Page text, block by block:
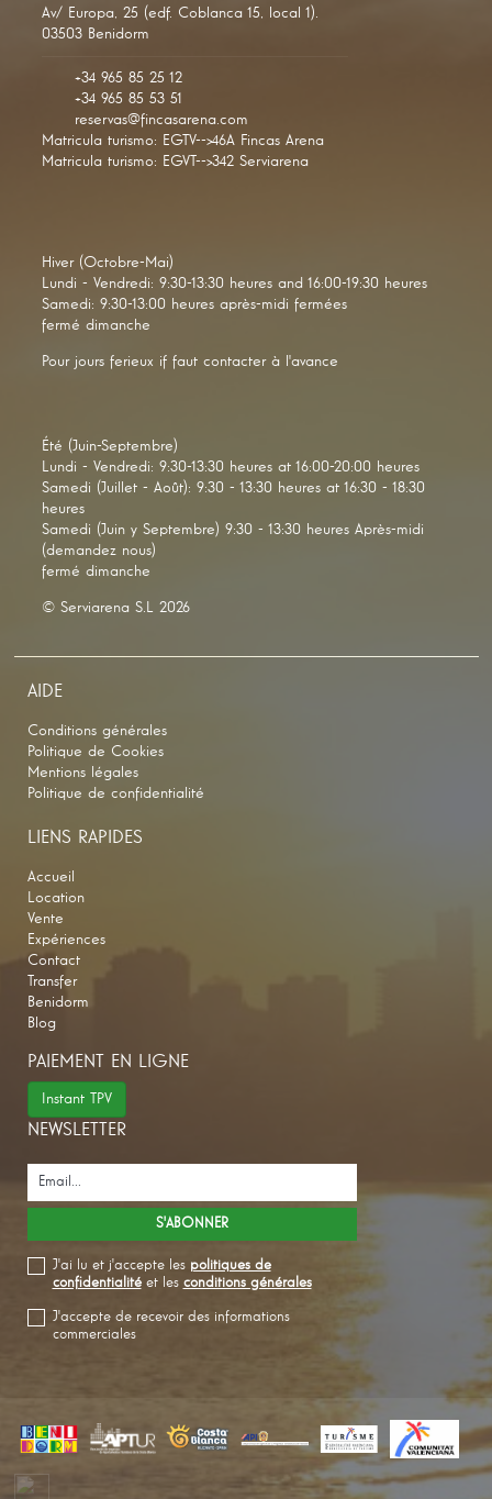
Av/ Europa, 25 (edf. Coblanca 15, local 1).
03503 Benidorm
+34 965 85 25 12
+34 965 85 53 51
reservas@fincasarena.com
Matricula turismo: EGTV-->46A Fincas Arena
Matricula turismo: EGVT-->342 Serviarena
Hiver (Octobre-Mai)
Lundi - Vendredi: 9:30-13:30 heures and 16:00-19:30 heures
Samedi: 9:30-13:00 heures après-midi fermées
fermé dimanche
Pour jours ferieux if faut contacter à l'avance
Été (Juin-Septembre)
Lundi - Vendredi: 9:30-13:30 heures at 16:00-20:00 heures
Samedi (Juillet - Août): 9:30 - 13:30 heures at 16:30 - 18:30
heures
Samedi (Juin y Septembre) 9:30 - 13:30 heures Après-midi
(demandez nous)
fermé dimanche
© Serviarena S.L 2026
AIDE
Conditions générales
Politique de Cookies
Mentions légales
Politique de confidentialité
LIENS RAPIDES
Accueil
Location
Vente
Expériences
Contact
Transfer
Benidorm
Blog
PAIEMENT EN LIGNE
Instant TPV
NEWSLETTER
J'ai lu et j'accepte les politiques de
confidentialitéet les conditions générales
J'accepte de recevoir des informations
commerciales